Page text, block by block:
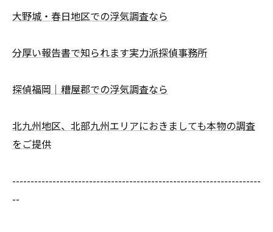
大野城・春日地区での浮気調査なら
分厚い報告書で知られます実力派探偵事務所
探偵福岡｜糟屋郡での浮気調査なら
北九州地区、北部九州エリアにおきましても本物の調査
をご提供
--------------------------------------------------------------------
--